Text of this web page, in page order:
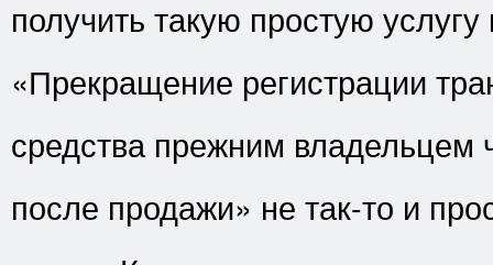
получить такую простую услугу
«Прекращение регистрации
средства прежним владельцем
после продажи» не так-то и